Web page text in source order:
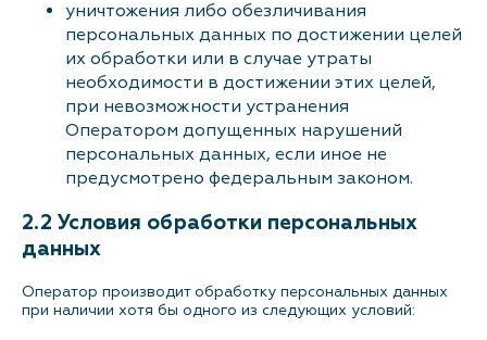
уничтожения либо обезличивания
персональных данных по достижении целей
их обработки или в случае утраты
необходимости в достижении этих целей,
при невозможности устранения
Оператором допущенных нарушений
персональных данных, если иное не
предусмотрено федеральным законом.
2.2 Условия обработки персональных
данных
Оператор производит обработку персональных данных
при наличии хотя бы одного из следующих условий: